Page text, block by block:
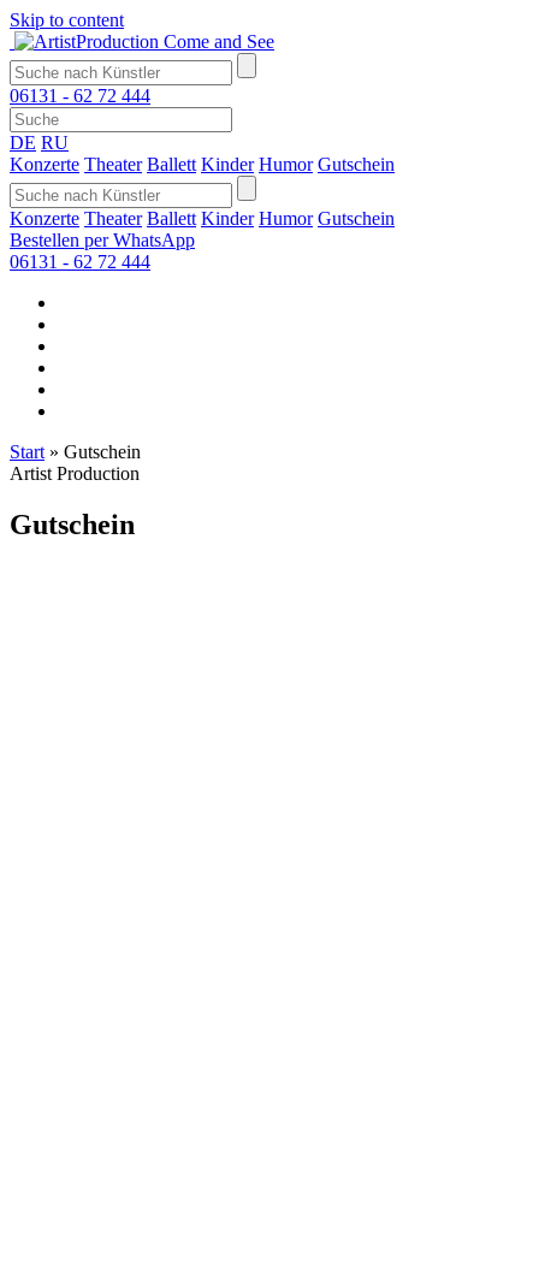
Skip to content
Come and See
06131 - 62 72 444
DE RU
Konzerte Theater Ballett Kinder Humor Gutschein
Konzerte Theater Ballett Kinder Humor Gutschein
Bestellen per WhatsApp
06131 - 62 72 444
Start » Gutschein
Artist Production
Gutschein